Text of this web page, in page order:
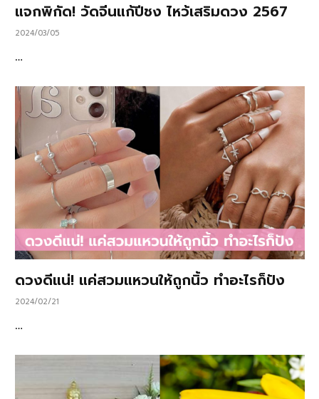
แจกพิกัด! วัดจีนแก้ปีชง ไหว้เสริมดวง 2567
2024/03/05
…
ดวงดีแน่! แค่สวมแหวนให้ถูกนิ้ว ทำอะไรก็ปัง
2024/02/21
…